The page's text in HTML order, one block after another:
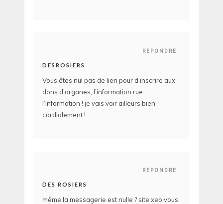
REPONDRE
DESROSIERS
Vous êtes nul pas de lien pour d’inscrire aux
dons d’organes, l’information rue
l’information ! je vais voir ailleurs bien
cordialement !
REPONDRE
DES ROSIERS
même la messagerie est nulle ? site xeb vous